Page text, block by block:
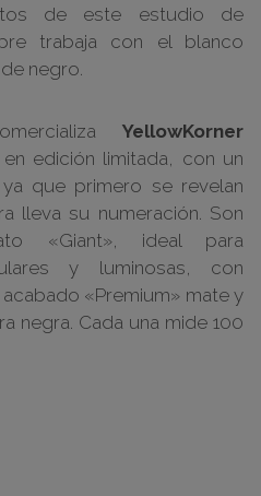
de este estudio de
trabaja con el blanco
negro.
YellowKorner
edición limitada, con un
que primero se revelan
lleva su numeración. Son
«Giant», ideal para
y luminosas, con
«Premium» mate y
negra. Cada una mide 100